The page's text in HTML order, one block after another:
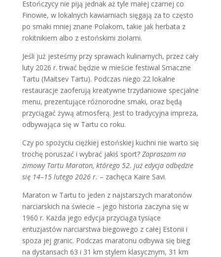
Estończycy nie piją jednak aż tyle małej czarnej co
Finowie, w lokalnych kawiarniach sięgają za to często
po smaki mniej znane Polakom, takie jak herbata z
rokitnikiem albo z estońskimi ziołami.
Jeśli już jesteśmy przy sprawach kulinarnych, przez cały
luty 2026 r. trwać będzie w mieście festiwal Smaczne
Tartu (Maitsev Tartu). Podczas niego 22 lokalne
restauracje zaoferują kreatywne trzydaniowe specjalne
menu, prezentujące różnorodne smaki, oraz będą
przyciągać żywą atmosferą. Jest to tradycyjna impreza,
odbywająca się w Tartu co roku.
Czy po spożyciu ciężkiej estońskiej kuchni nie warto się
trochę poruszać i wybrać jakiś sport? Zapraszam na
zimowy Tartu Maraton, którego 52. już edycja odbędzie
się 14–15 lutego 2026 r. – zachęca Kaire Savi.
Maraton w Tartu to jeden z najstarszych maratonów
narciarskich na świecie – jego historia zaczyna się w
1960 r. Każda jego edycja przyciąga tysiące
entuzjastów narciarstwa biegowego z całej Estonii i
spoza jej granic. Podczas maratonu odbywa się bieg
na dystansach 63 i 31 km stylem klasycznym, 31 km